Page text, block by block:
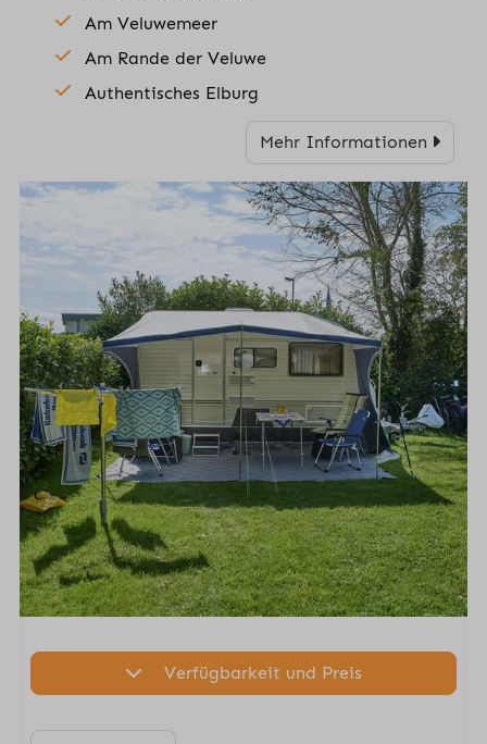
Am Veluwemeer
Am Rande der Veluwe
Authentisches Elburg
Mehr Informationen
Verfügbarkeit und Preis